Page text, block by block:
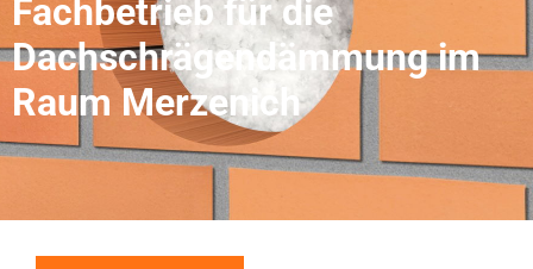
Fachbetrieb für die
Dachschrägendämmung im
Raum Merzenich